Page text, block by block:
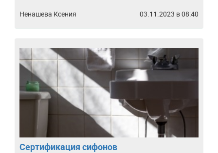
Ненашева Ксения 03.11.2023 в 08:40
Сертификация сифонов